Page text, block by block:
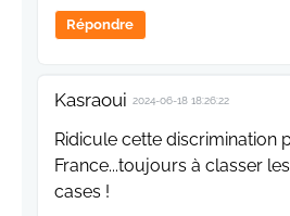
Répondre
Kasraoui 2024-06-18 18:26:22
Ridicule cette discrimination
France...toujours à classer
cases !